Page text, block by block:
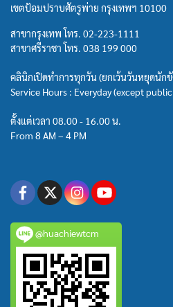
เขตป้อมปราบศัตรูพ่าย กรุงเทพฯ 10100
สาขากรุงเทพ โทร. 02-223-1111
สาขาศรีราชา โทร. 038 199 000
คลินิกเปิดทำการทุกวัน (ยกเว้นวันหยุดนัก
Service Hours : Everyday (except
ตั้งแต่เวลา 08.00 - 16.00 น.
From 8 AM – 4 PM
@huachiewtcm